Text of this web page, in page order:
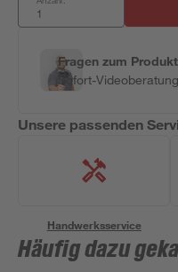
Fragen zum
Sofort-
Unsere passenden
Handwerksservice
Häufig dazu